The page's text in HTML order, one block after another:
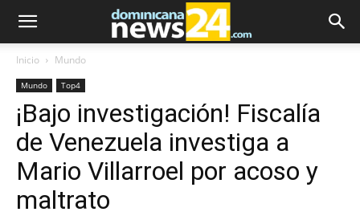
Inicio Mundo
Mundo Top4
¡Bajo investigación! Fiscalía
de Venezuela investiga a
Mario Villarroel por acoso y
maltrato